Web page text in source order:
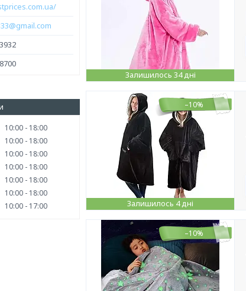
10:00
18:00
10:00
18:00
10:00
18:00
10:00
18:00
10:00
18:00
10:00
18:00
10:00 17:00
Залишилось 34 дні
–10%
Залишилось 4 дні
–10%